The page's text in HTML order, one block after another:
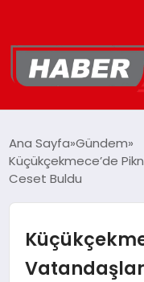
YAŞAM
EĞITIM
Ana Sayfa Gündem
Küçükçekmece’de
Ceset Buldu